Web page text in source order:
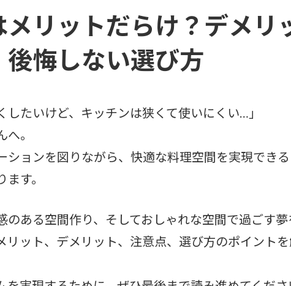
リットだらけ？デメリ
後悔しない選び方
したいけど、キッチンは狭くて使いにくい…」
。
ションを図りながら、快適な料理空間を実現できる
す。
のある空間作り、そしておしゃれな空間で過ごす
リット、デメリット、注意点、選び方のポイント